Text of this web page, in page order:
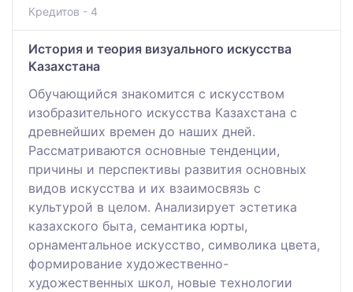
Кредитов - 4
История и теория визуального искусства
Казахстана
Обучающийся знакомится с искусством
изобразительного искусства Казахстана с
древнейших времен до наших дней.
Рассматриваются основные тенденции,
причины и перспективы развития основных
видов искусства и их взаимосвязь с
культурой в целом. Анализирует эстетика
казахского быта, семантика юрты,
орнаментальное искусство, символика цвета,
формирование художественно-
художественных школ, новые технологии